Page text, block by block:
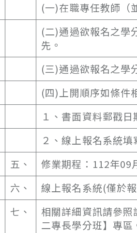
(一)在職專任教師（
(二)通過欲報名之學
先。
(三)通過欲報名之學
(四)上開順序如條件
１、書面資料郵戳
２、線上報名系統填
五、
修業期程：112年09
六、
線上報名系統(僅於
七、
相關詳細資訊請參
二專長學分班】專區